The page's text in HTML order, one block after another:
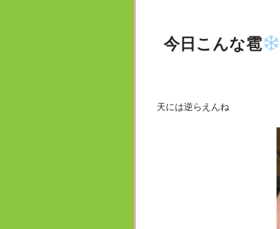
今日こんな雹
天には逆らえんね